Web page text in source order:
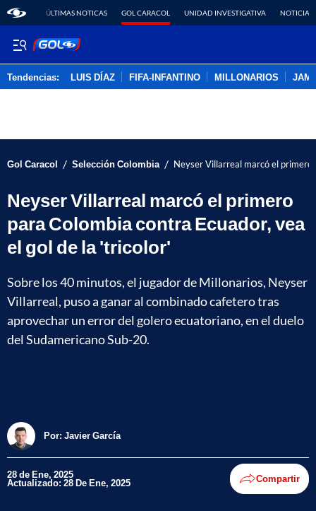
ÚLTIMAS NOTICAS GOL CARACOL UNIDAD INVESTIGATIVA NOTICIAS
Tendencias: LUIS DÍAZ FIFA-INFANTINO MILLONARIOS
Gol Caracol / Selección Colombia / Neyser Villarreal marcó el primero
Neyser Villarreal marcó el primero
para Colombia contra Ecuador, vea
el gol de la 'tricolor'
Sobre los 40 minutos, el jugador de Millonarios, Neyser
Villarreal, puso a ganar al combinado cafetero tras
aprovechar un error del golero ecuatoriano, en el duelo
del Sudamericano Sub-20.
Por: Javier García
28 de Ene, 2025
Actualizado: 28 De Ene, 2025 Compartir